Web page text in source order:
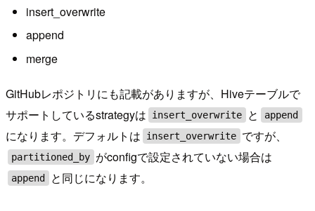
insert_overwrite
append
merge
GitHubレポジトリにも記載がありますが、Hiveテーブルで
サポートしているstrategyは
insert_overwrite と append
になります。デフォルトは insert_overwrite ですが、
partitioned_by がconfigで設定されていない場合は
append と同じになります。